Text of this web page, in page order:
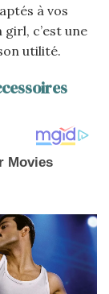
à vos
c’est une
utilité.